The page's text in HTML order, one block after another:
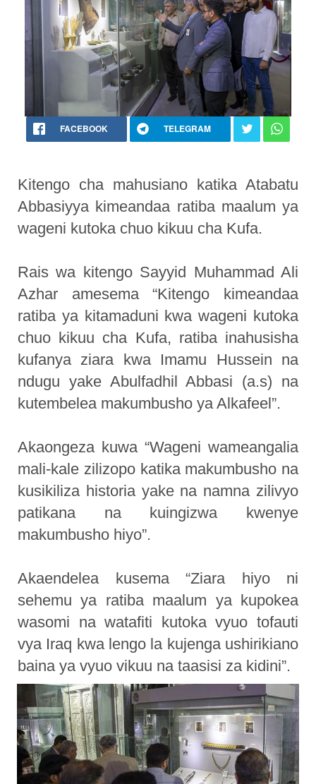
FACEBOOK TELEGRAM
Kitengo cha mahusiano katika Atabatu
Abbasiyya kimeandaa ratiba maalum ya
wageni kutoka chuo kikuu cha Kufa.
Rais wa kitengo Sayyid Muhammad Ali
Azhar amesema “Kitengo kimeandaa
ratiba ya kitamaduni kwa wageni kutoka
chuo kikuu cha Kufa, ratiba inahusisha
kufanya ziara kwa Imamu Hussein na
ndugu yake Abulfadhil Abbasi (a.s) na
kutembelea makumbusho ya Alkafeel”.
Akaongeza kuwa “Wageni wameangalia
mali-kale zilizopo katika makumbusho na
kusikiliza historia yake na namna zilivyo
patikana na kuingizwa kwenye
makumbusho hiyo”.
Akaendelea kusema “Ziara hiyo ni
sehemu ya ratiba maalum ya kupokea
wasomi na watafiti kutoka vyuo tofauti
vya Iraq kwa lengo la kujenga ushirikiano
baina ya vyuo vikuu na taasisi za kidini”.